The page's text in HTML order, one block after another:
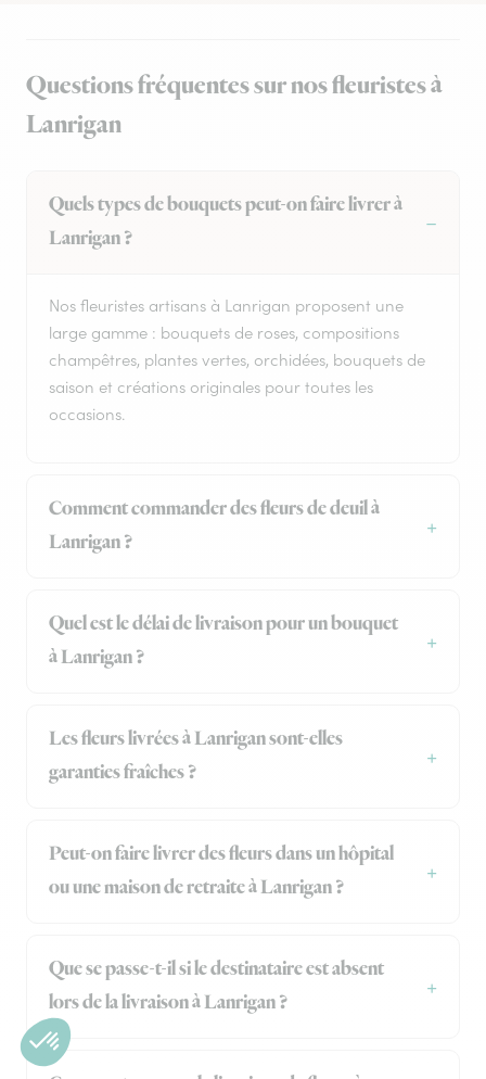
Questions fréquentes sur nos fleuristes à
Lanrigan
Quels types de bouquets peut-on faire livrer à
Lanrigan ?
Nos fleuristes artisans à Lanrigan proposent une
large gamme : bouquets de roses, compositions
champêtres, plantes vertes, orchidées, bouquets de
saison et créations originales pour toutes les
occasions.
Comment commander des fleurs de deuil à
Lanrigan ?
Quel est le délai de livraison pour un bouquet
à Lanrigan ?
Les fleurs livrées à Lanrigan sont-elles
garanties fraîches ?
Peut-on faire livrer des fleurs dans un hôpital
ou une maison de retraite à Lanrigan ?
Que se passe-t-il si le destinataire est absent
lors de la livraison à Lanrigan ?